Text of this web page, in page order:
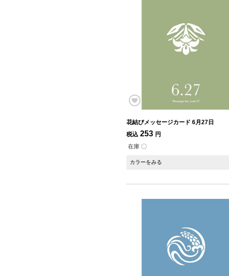
花結びメッセージカード 6月27日
税込 253 円
在庫 〇
カラーをみる